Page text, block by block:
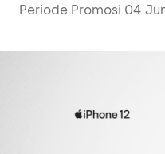
Periode Promosi 04